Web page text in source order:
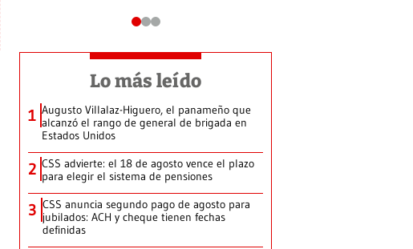
Lo más leído
1 Augusto Villalaz-Higuero, el panameño que
alcanzó el rango de general de brigada en
Estados Unidos
2 CSS advierte: el 18 de agosto vence el plazo
para elegir el sistema de pensiones
3 CSS anuncia segundo pago de agosto para
jubilados: ACH y cheque tienen fechas
definidas